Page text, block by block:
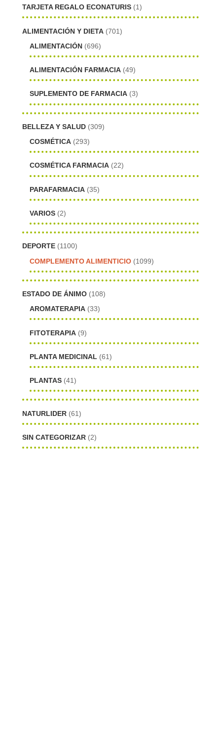
TARJETA REGALO ECONATURIS (1)
ALIMENTACIÓN Y DIETA (701)
ALIMENTACIÓN (696)
ALIMENTACIÓN FARMACIA (49)
SUPLEMENTO DE FARMACIA (3)
BELLEZA Y SALUD (309)
COSMÉTICA (293)
COSMÉTICA FARMACIA (22)
PARAFARMACIA (35)
VARIOS (2)
DEPORTE (1100)
COMPLEMENTO ALIMENTICIO (1099)
ESTADO DE ÁNIMO (108)
AROMATERAPIA (33)
FITOTERAPIA (9)
PLANTA MEDICINAL (61)
PLANTAS (41)
NATURLIDER (61)
SIN CATEGORIZAR (2)